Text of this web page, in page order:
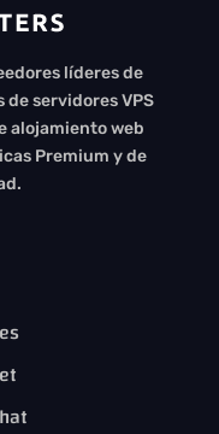
líderes de
servidores VPS
alojamiento web
Premium y de